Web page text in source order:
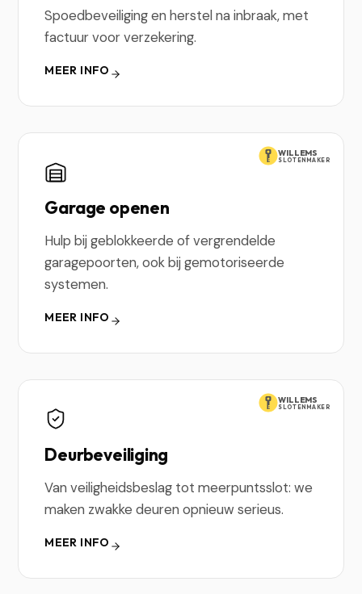
Spoedbeveiliging en herstel na inbraak, met
factuur voor verzekering.
MEER INFO
WILLEMS
SLOTENMAKER
Garage openen
Hulp bij geblokkeerde of vergrendelde
garagepoorten, ook bij gemotoriseerde
systemen.
MEER INFO
WILLEMS
SLOTENMAKER
Deurbeveiliging
Van veiligheidsbeslag tot meerpuntsslot: we
maken zwakke deuren opnieuw serieus.
MEER INFO